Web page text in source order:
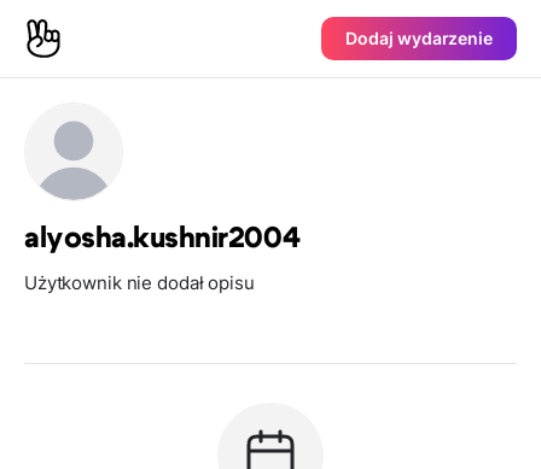
Dodaj wydarzenie
alyosha.kushnir2004
Użytkownik nie dodał opisu